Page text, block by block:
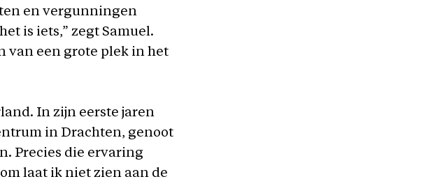
en vergunningen
is iets,” zegt Samuel.
van een grote plek in het
In zijn eerste jaren
in Drachten, genoot
Precies die ervaring
laat ik niet zien aan de